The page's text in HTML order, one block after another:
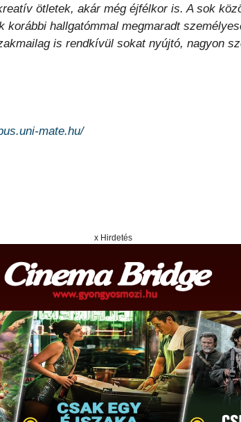
ötletek, akár még éjfélkor is. A sok
korábbi hallgatómmal megmaradt
is rendkívül sokat nyújtó, nagyon
mate.hu/
x Hirdetés